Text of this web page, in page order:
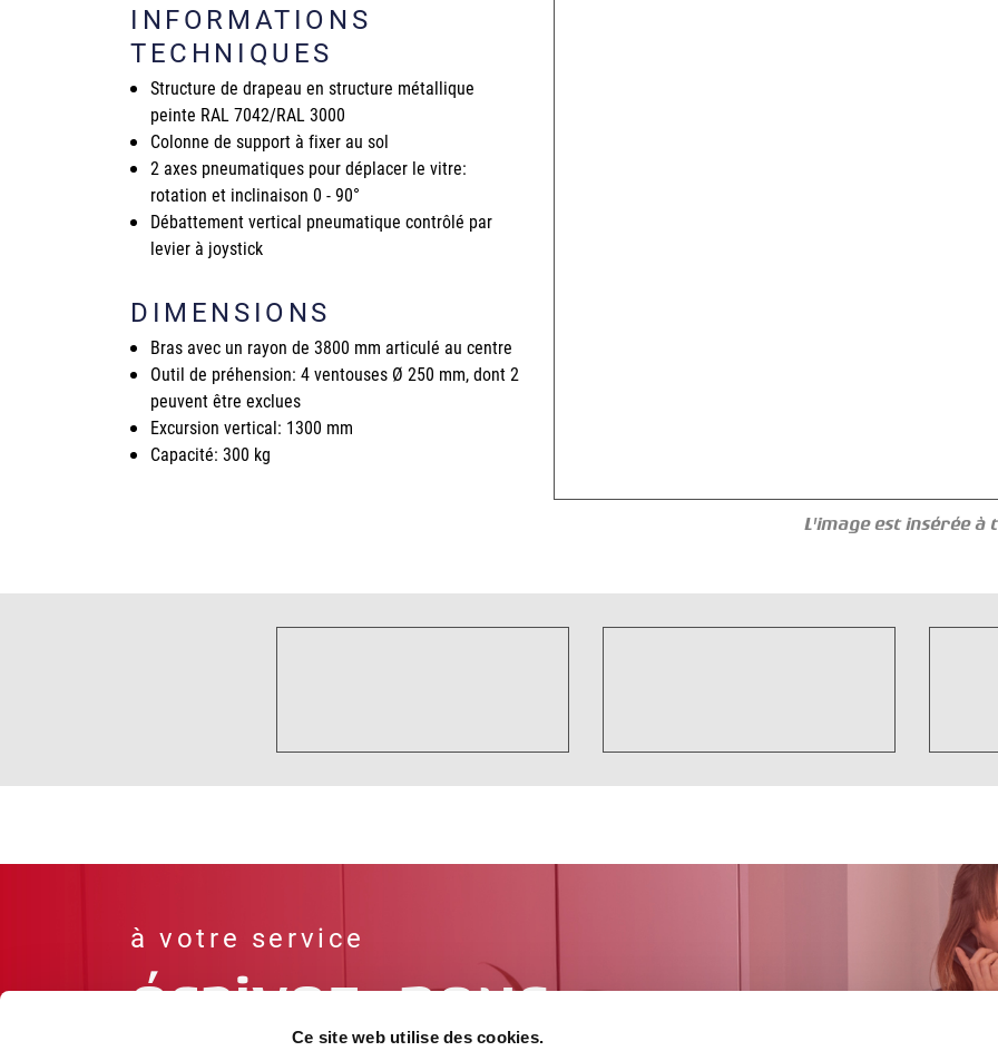
Ce site web utilise des cookies.
INFORMATIONS
TECHNIQUES
Structure de drapeau en structure métallique
peinte RAL 7042/RAL 3000
Colonne de support à fixer au sol
2 axes pneumatiques pour déplacer le vitre:
rotation et inclinaison 0 - 90°
Débattement vertical pneumatique contrôlé par
levier à joystick
DIMENSIONS
Bras avec un rayon de 3800 mm articulé au centre
Outil de préhension: 4 ventouses Ø 250 mm, dont 2
peuvent être exclues
Excursion vertical: 1300 mm
Capacité: 300 kg
L'image est insérée